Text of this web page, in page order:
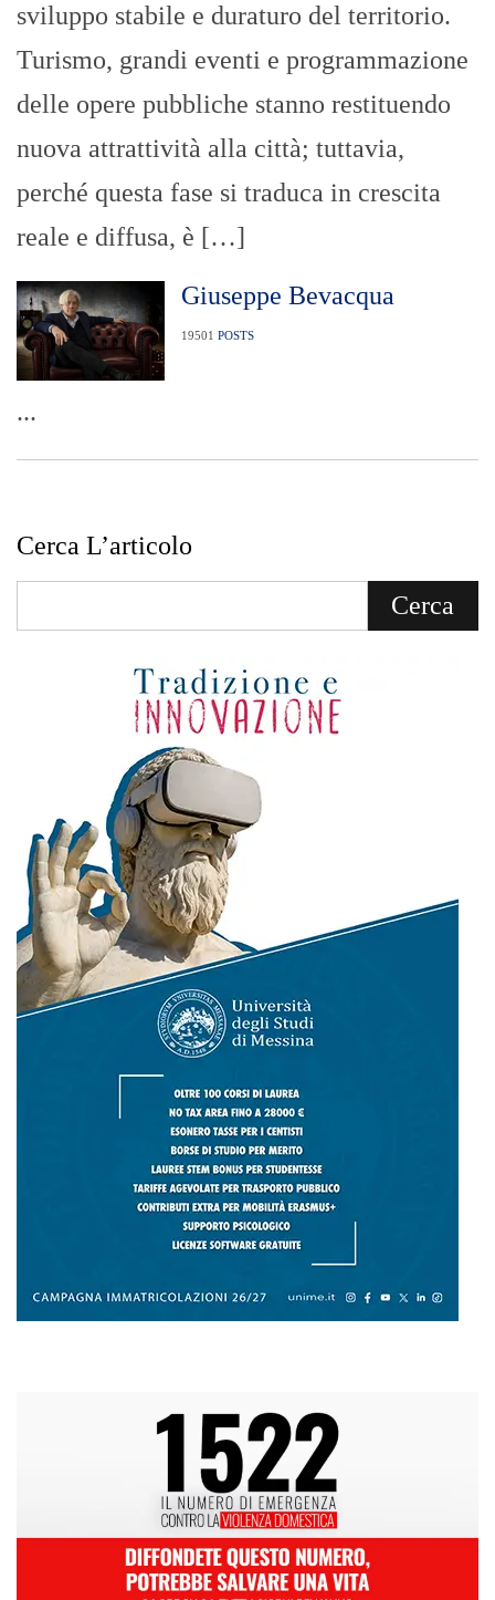
sviluppo stabile e duraturo del territorio.
Turismo, grandi eventi e programmazione
delle opere pubbliche stanno restituendo
nuova attrattività alla città; tuttavia,
perché questa fase si traduca in crescita
reale e diffusa, è […]
Giuseppe Bevacqua
19501 POSTS
...
Cerca L’articolo